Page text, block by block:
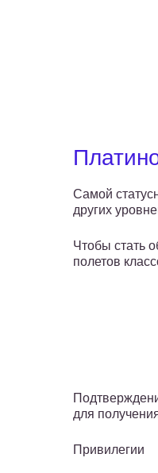
Самой
других
Чтобы стать
полетов
для
Привилегии